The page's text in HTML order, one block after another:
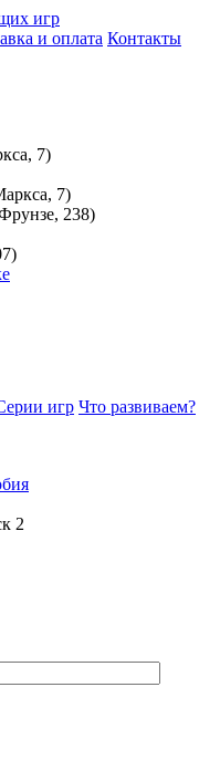
игр
и оплата Контакты
7)
7)
238)
игр Что развиваем?
2